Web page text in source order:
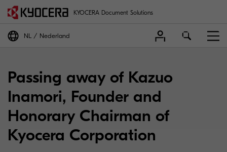
KYOCERA Document Solutions
NL Nederland
Passing away of Kazuo
Inamori, Founder and
Honorary Chairman of
Kyocera Corporation